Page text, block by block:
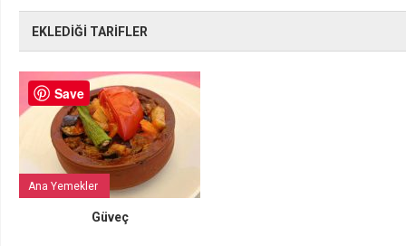
EKLEDİĞİ TARİFLER
Ana Yemekler
Güveç
Save